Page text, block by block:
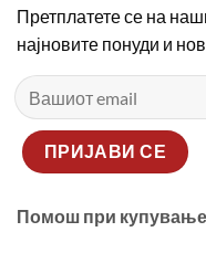
Претплатете се на
најновите понуди и
Помош при купување